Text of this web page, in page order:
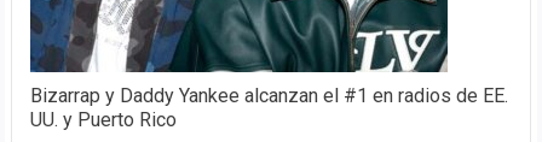
Bizarrap y Daddy Yankee alcanzan el #1 en radios de EE.
UU. y Puerto Rico